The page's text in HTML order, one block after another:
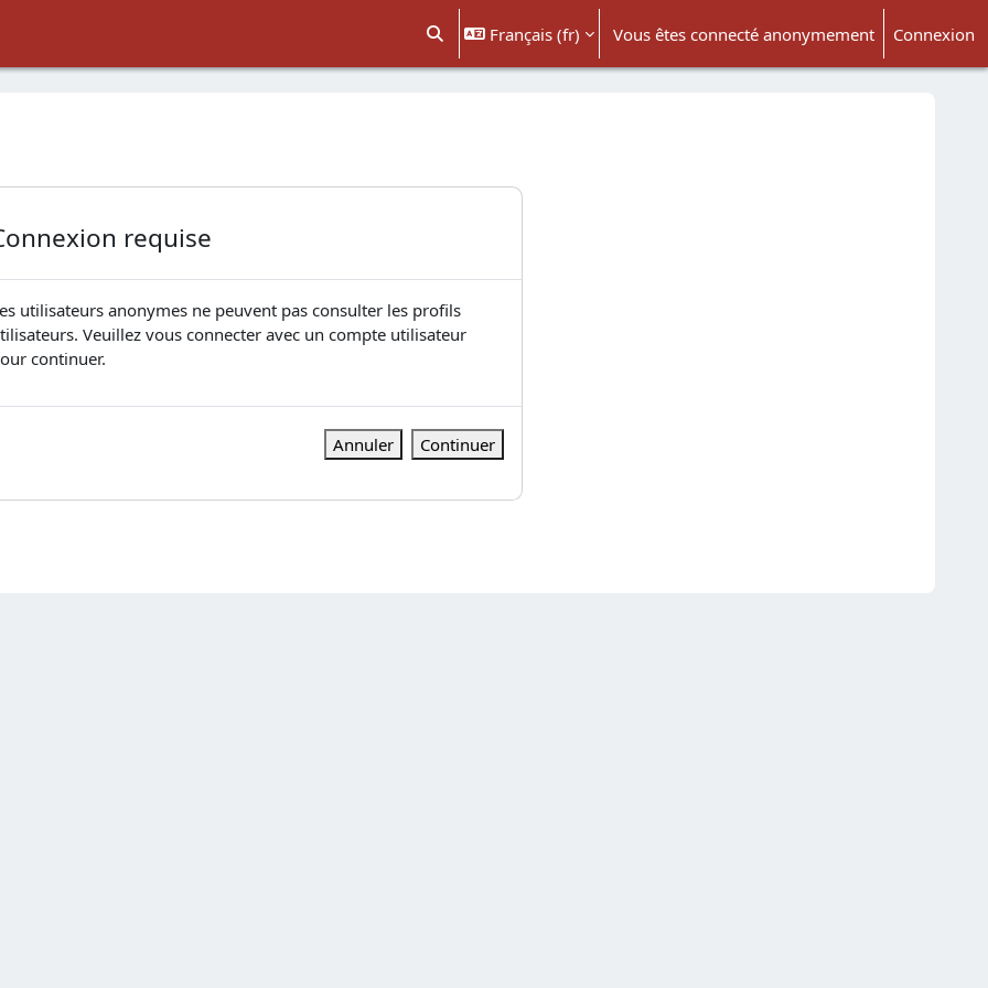
Activer/désactiver la saisie de recherche
Français ‎(fr)‎ Vous êtes connecté anonymement Connexion
requise
utilisateurs anonymes ne peuvent pas consulter les profils
Veuillez vous connecter avec un compte utilisateur
continuer.
Annuler Continuer